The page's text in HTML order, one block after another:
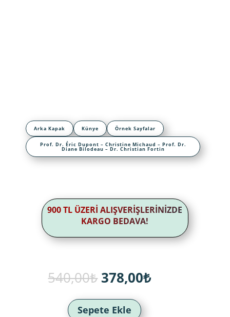
Arka Kapak Künye Örnek Sayfalar
Prof. Dr. Éric Dupont – Christine Michaud – Prof. Dr.
Diane Bilodeau – Dr. Christian Fortin
900 TL ÜZERİ ALIŞVERİŞLERİNİZDE
KARGO BEDAVA!
540,00₺ Orijinal
fiyat:
540,00₺.
378,00₺Şu
Sepete Ekle